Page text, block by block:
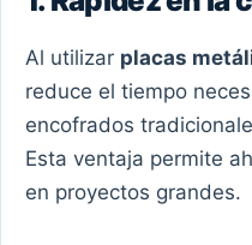
Al utilizar placas
reduce el tiempo
encofrados
Esta ventaja permite
en proyectos grandes.